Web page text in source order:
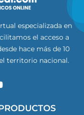
especializada en
el acceso a
hace más de 10
territorio nacional.